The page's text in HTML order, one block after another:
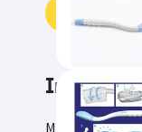
Met de